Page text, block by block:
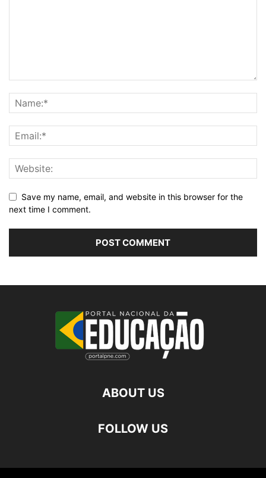
Save my name, email, and website in this browser for the
next time I comment.
ABOUT US
FOLLOW US